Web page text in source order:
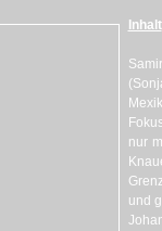
Inhalt
nur
und